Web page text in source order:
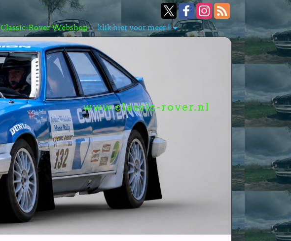
www.classic-rover.nl
Classic-Rover Webshop klik hier voor meer !